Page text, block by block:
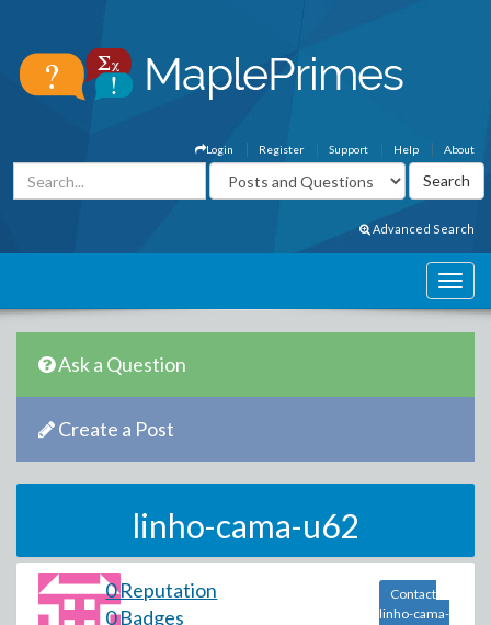
About
Help
Support
Register
Login
Advanced Search
Ask a Question
Create a Post
linho-cama-u62
0 Reputation
0 Badges
Contact
linho-cama-